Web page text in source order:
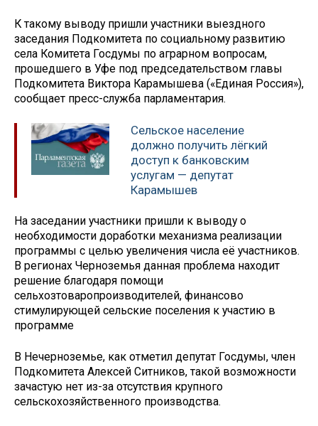
К такому выводу пришли участники выездного
заседания Подкомитета по социальному развитию
села Комитета Госдумы по аграрном вопросам,
прошедшего в Уфе под председательством главы
Подкомитета Виктора Карамышева («Единая Россия»),
сообщает пресс-служба парламентария.
Сельское население
должно получить лёгкий
доступ к банковским
услугам — депутат
Карамышев
На заседании участники пришли к выводу о
необходимости доработки механизма реализации
программы с целью увеличения числа её участников.
В регионах Черноземья данная проблема находит
решение благодаря помощи
сельхозтоваропроизводителей, финансово
стимулирующей сельские поселения к участию в
программе
В Нечерноземье, как отметил депутат Госдумы, член
Подкомитета Алексей Ситников, такой возможности
зачастую нет из-за отсутствия крупного
сельскохозяйственного производства.